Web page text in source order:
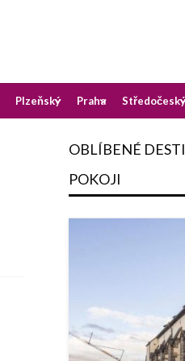
Plzeňský Praha Středočeský
OBLÍBENÉ
POKOJI